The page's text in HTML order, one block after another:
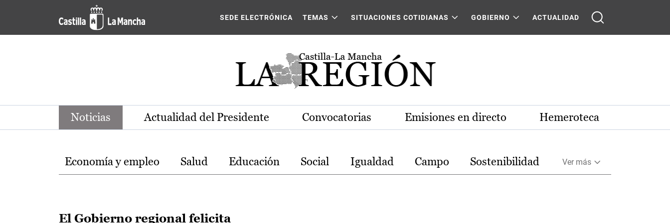
Pasar al contenido principal
Noticias de la región de Castilla-La Mancha
SEDE ELECTRÓNICA TEMAS SITUACIONES COTIDIANAS GOBIERNO ACTUALIDAD
Noticias Actualidad del Presidente Convocatorias Emisiones en directo Hemeroteca
Temas
Economía y empleo Salud Educación Social Igualdad Campo Sostenibilidad Ver más
El Gobierno regional felicita